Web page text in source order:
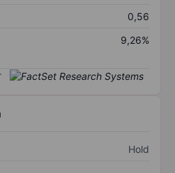
0,56
9,26%
Hold